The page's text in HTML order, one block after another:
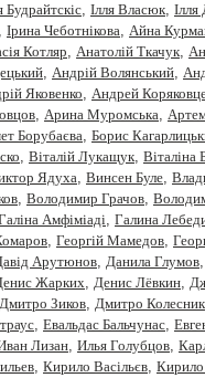
Будрайтскіс, Ілля Власюк, Ілля
, Ірина Чеботнікова, Айна
Котляр, Анатолiй Ткачук,
, Андрій Волянський,
Яковенко, Андрей
, Арина Муромська,
Борубаєва, Борис
, Віталій Лукащук, Віталіна
Ядуха, Винсен Буле,
, Володимир Грачов,
Амфіміаді, Галина
, Георгій Мамедов,
Арутюнов, Данила Глумов,
Жарких, Денис Лёвкин,
Дмитро Зиков, Дмитро Колесник
, Евальдас Бальчунас,
Лизан, Илья Голубцов,
, Кирило Васільєв,